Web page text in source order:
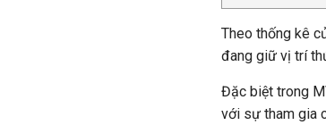
Theo thống kê
đang giữ vị trí
Đặc biệt trong
với sự tham gia